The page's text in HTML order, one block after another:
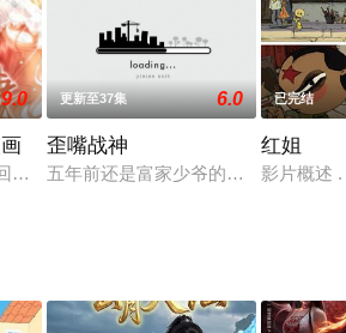
9.0
到车祸的前一小时，尝尽前世心酸悲凉
更新至37集 6.0
歪嘴战神
五年前还是富家少爷的江北辰，因为
已完结
红姐
影片概述